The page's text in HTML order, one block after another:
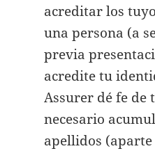
acreditar los
una persona (a
previa
acredite tu
Assurer dé fe de
necesario
apellidos